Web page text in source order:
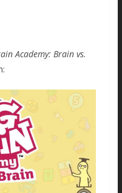
Academy: Brain vs.